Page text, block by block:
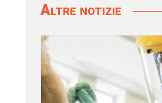
Altre notizie